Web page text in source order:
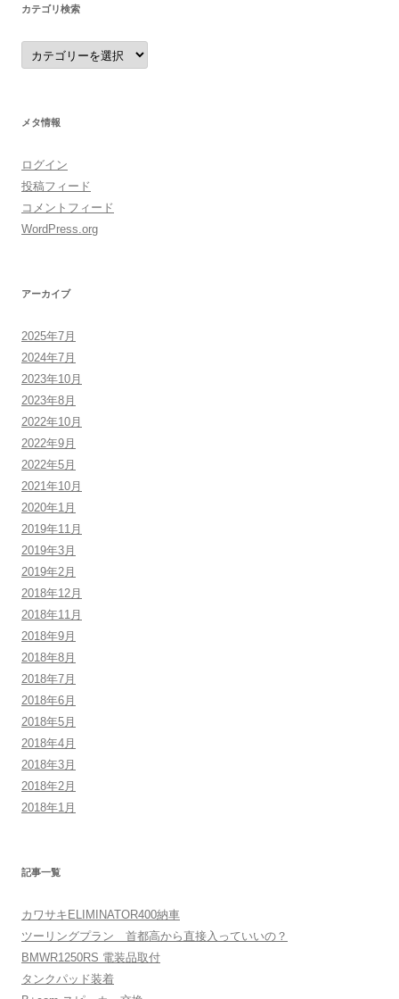
カテゴリ検索
カ
テ
ゴ
メタ情報
ログイン
投稿フィード
コメントフィード
WordPress.org
アーカイブ
2025年7月
2024年7月
2023年10月
2023年8月
2022年10月
2022年9月
2022年5月
2021年10月
2020年1月
2019年11月
2019年3月
2019年2月
2018年12月
2018年11月
2018年9月
2018年8月
2018年7月
2018年6月
2018年5月
2018年4月
2018年3月
2018年2月
2018年1月
記事一覧
カワサキELIMINATOR400納車
ツーリングプラン 首都高から直接入っていいの？
BMWR1250RS 電装品取付
タンクパッド装着